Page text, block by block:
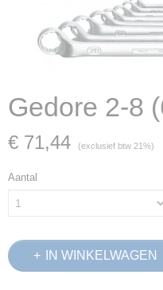
Gedore 2-8
€ 71,44 (exclusief btw 21%)
Aantal
IN WINKELWAGEN